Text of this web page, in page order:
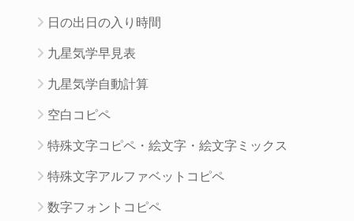
日の出日の入り時間
九星気学早見表
九星気学自動計算
空白コピペ
特殊文字コピペ・絵文字・絵文字ミックス
特殊文字アルファベットコピペ
数字フォントコピペ